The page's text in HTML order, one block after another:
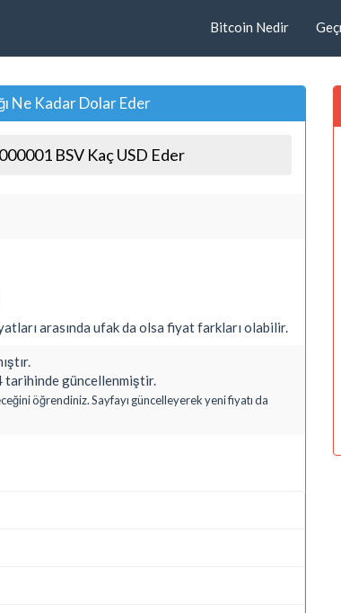
Bitcoin Nedir
Ne Kadar Dolar Eder
BSV Kaç USD Eder
arasında ufak da olsa fiyat farkları olabilir.
tarihinde güncellenmiştir.
öğrendiniz. Sayfayı güncelleyerek yeni fiyatı da